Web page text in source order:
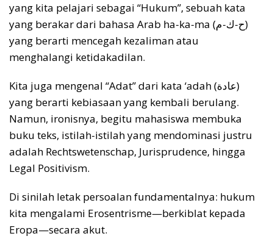
yang kita pelajari sebagai “Hukum”, sebuah kata
yang berakar dari bahasa Arab ha-ka-ma (ح-ك-م)
yang berarti mencegah kezaliman atau
menghalangi ketidakadilan.
Kita juga mengenal “Adat” dari kata ‘adah (عادة)
yang berarti kebiasaan yang kembali berulang.
Namun, ironisnya, begitu mahasiswa membuka
buku teks, istilah-istilah yang mendominasi justru
adalah Rechtswetenschap, Jurisprudence, hingga
Legal Positivism.
Di sinilah letak persoalan fundamentalnya: hukum
kita mengalami Erosentrisme—berkiblat kepada
Eropa—secara akut.